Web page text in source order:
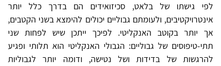
לפי גישתו של בלאט, סכיזואידים הם בדרך כלל יותר
אינטרויקטיבים, ולעומתם גבוליים יכולים להימצא בשני הקטבים,
אך יותר בקוטב האנקליטי. לפיכך ייתכן שיש לפחות שני
תתי-טיפוסים של גבוליים: הגבולי האנקליטי הוא תלותי ופגיע
להרגשות של בדידות ושל נטישה, ודומה יותר לגבוליות